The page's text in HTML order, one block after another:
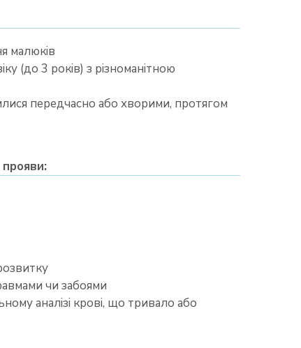
малюків
(до 3 років) з різноманітною
передчасно або хворими, протягом
чи забоями
аналізі крові, що тривало або